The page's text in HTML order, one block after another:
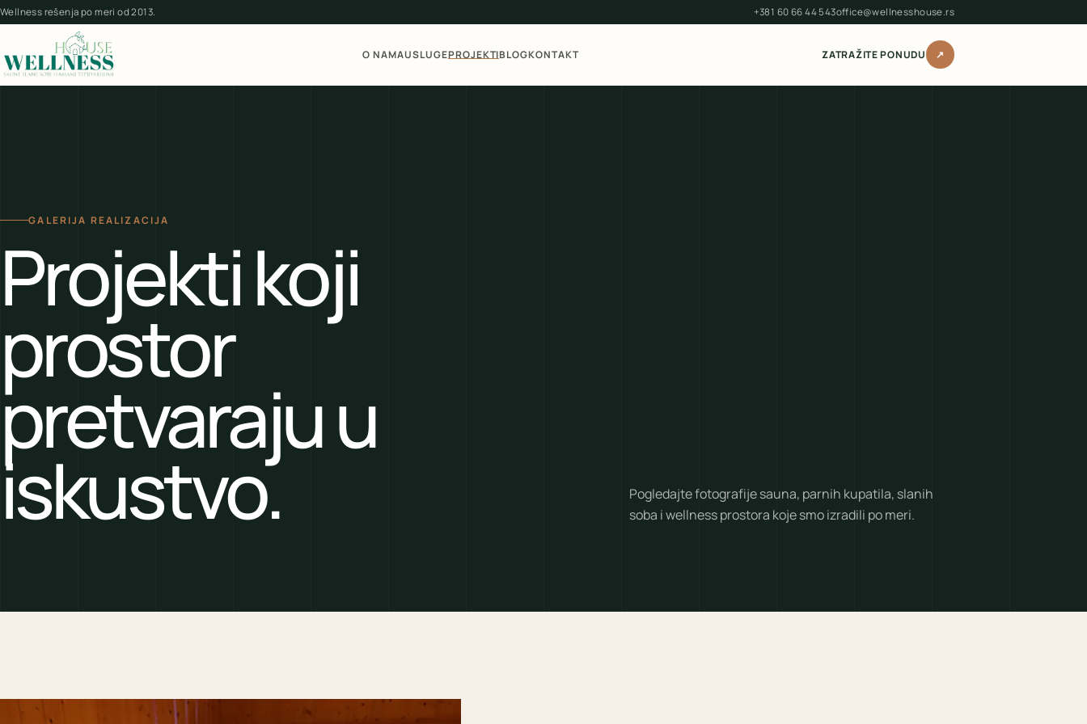
Wellness rešenja po meri od 2013. +381 60 66 44 543office@wellnesshouse.rs
O NAMAUSLUGEPROJEKTIBLOGKONTAKT ZATRAŽITE PONUDU ↗
GALERIJA REALIZACIJA
Projekti koji
prostor
pretvaraju u
iskustvo.
Pogledajte fotografije sauna, parnih kupatila, slanih
soba i wellness prostora koje smo izradili po meri.